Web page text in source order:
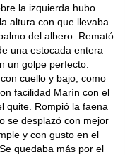
la izquierda hubo
altura con que llevaba
del albero. Remató
una estocada entera
un golpe perfecto.
cuello y bajo, como
facilidad Marín con el
quite. Rompió la faena
se desplazó con mejor
y con gusto en el
quedaba más por el